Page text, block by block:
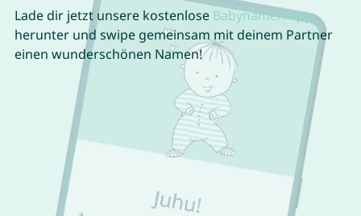
Lade dir jetzt unsere kostenlose Babynamen App
herunter und swipe gemeinsam mit deinem Partner
einen wunderschönen Namen!